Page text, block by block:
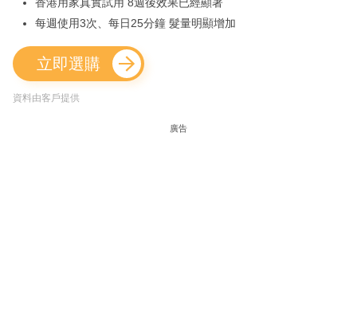
每週使用3次、每日25分鐘 髮量明顯增加
立即選購
資料由客戶提供
廣告